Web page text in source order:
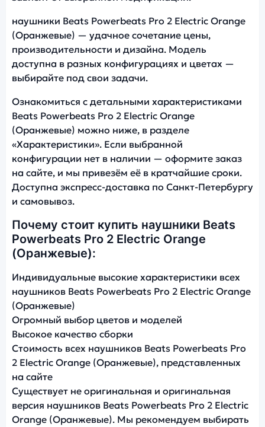
наушники Beats Powerbeats Pro 2 Electric Orange
(Оранжевые) — удачное сочетание цены,
производительности и дизайна. Модель
доступна в разных конфигурациях и цветах —
выбирайте под свои задачи.
Ознакомиться с детальными характеристиками
Beats Powerbeats Pro 2 Electric Orange
(Оранжевые) можно ниже, в разделе
«Характеристики». Если выбранной
конфигурации нет в наличии — оформите заказ
на сайте, и мы привезём её в кратчайшие сроки.
Доступна экспресс-доставка по Санкт-Петербургу
и самовывоз.
Почему стоит купить наушники Beats
Powerbeats Pro 2 Electric Orange
(Оранжевые):
Индивидуальные высокие характеристики всех
наушников Beats Powerbeats Pro 2 Electric Orange
(Оранжевые)
Огромный выбор цветов и моделей
Высокое качество сборки
Стоимость всех наушников Beats Powerbeats Pro
2 Electric Orange (Оранжевые), представленных
на сайте
Существует не оригинальная и оригинальная
версия наушников Beats Powerbeats Pro 2 Electric
Orange (Оранжевые). Мы рекомендуем выбирать